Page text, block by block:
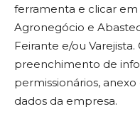
ferramenta e clicar em
Agronegócio e
Feirante e/ou
preenchimento de
permissionários,
dados da empresa.